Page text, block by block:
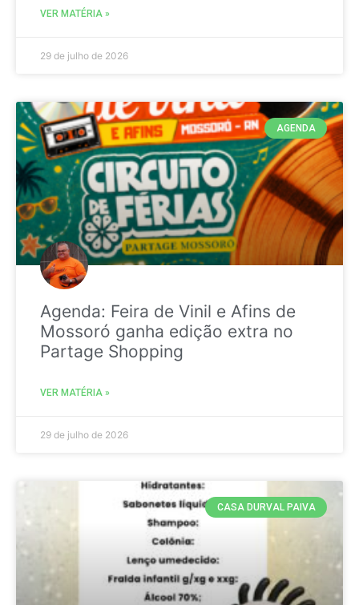
VER MATÉRIA »
29 de julho de 2026
AGENDA
Agenda: Feira de Vinil e Afins de
Mossoró ganha edição extra no
Partage Shopping
VER MATÉRIA »
29 de julho de 2026
CASA DURVAL PAIVA